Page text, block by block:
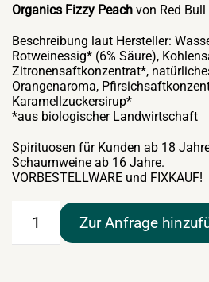
Organics Fizzy Peach von Red
Beschreibung laut Hersteller:
Rotweinessig* (6% Säure),
Zitronensaftkonzentrat*,
Orangenaroma,
Karamellzuckersirup*
*aus biologischer Landwirtschaft
Spirituosen für Kunden ab 18
Schaumweine ab 16 Jahre.
VORBESTELLWARE und FIXKAUF!
Organics
Fizzy
Zur Anfrage